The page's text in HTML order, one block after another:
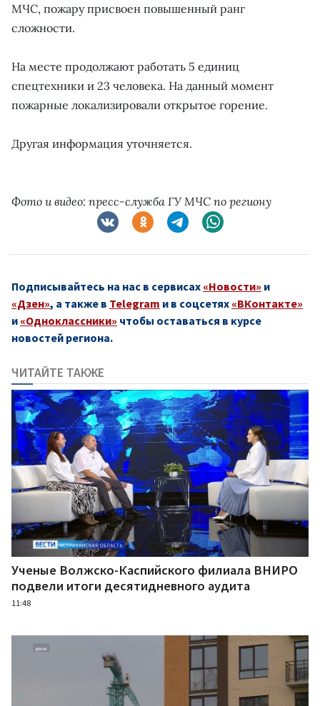
МЧС, пожару присвоен повышенный ранг
сложности.
На месте продолжают работать 5 единиц
спецтехники и 23 человека. На данный момент
пожарные локализировали открытое горение.
Другая информация уточняется.
Фото и видео: пресс-служба ГУ МЧС по региону
Подписывайтесь на нас в сервисах «Новости» и
«Дзен», а также в Telegram и в соцсетях «ВКонтакте»
и «Одноклассники» чтобы оставаться в курсе
новостей региона.
ЧИТАЙТЕ ТАКЖЕ
Ученые Волжско-Каспийского филиала ВНИРО
подвели итоги десятидневного аудита
11:48